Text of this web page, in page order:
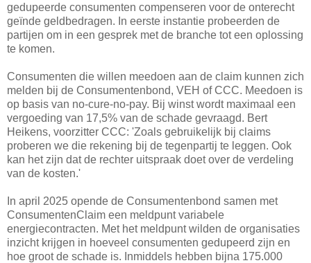
gedupeerde consumenten compenseren voor de onterecht
geïnde geldbedragen. In eerste instantie probeerden de
partijen om in een gesprek met de branche tot een oplossing
te komen.
Consumenten die willen meedoen aan de claim kunnen zich
melden bij de Consumentenbond, VEH of CCC. Meedoen is
op basis van no-cure-no-pay. Bij winst wordt maximaal een
vergoeding van 17,5% van de schade gevraagd. Bert
Heikens, voorzitter CCC: 'Zoals gebruikelijk bij claims
proberen we die rekening bij de tegenpartij te leggen. Ook
kan het zijn dat de rechter uitspraak doet over de verdeling
van de kosten.'
In april 2025 opende de Consumentenbond samen met
ConsumentenClaim een meldpunt variabele
energiecontracten. Met het meldpunt wilden de organisaties
inzicht krijgen in hoeveel consumenten gedupeerd zijn en
hoe groot de schade is. Inmiddels hebben bijna 175.000